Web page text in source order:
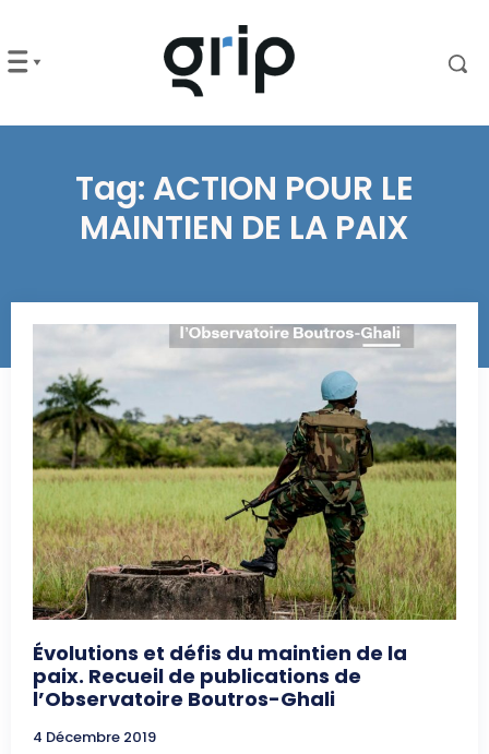
Tag: ACTION POUR LE
MAINTIEN DE LA PAIX
Évolutions et défis du maintien de la
paix. Recueil de publications de
l’Observatoire Boutros-Ghali
4 Décembre 2019